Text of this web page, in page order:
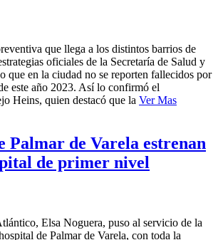
que llega a los distintos barrios de
oficiales de la Secretaría de Salud y
que en la ciudad no se reporten fallecidos por
este año 2023. Así lo confirmó el
Heins, quien destacó que la Ver Mas
Palmar de Varela estrenan
de primer nivel
Elsa Noguera, puso al servicio de la
de Palmar de Varela, con toda la